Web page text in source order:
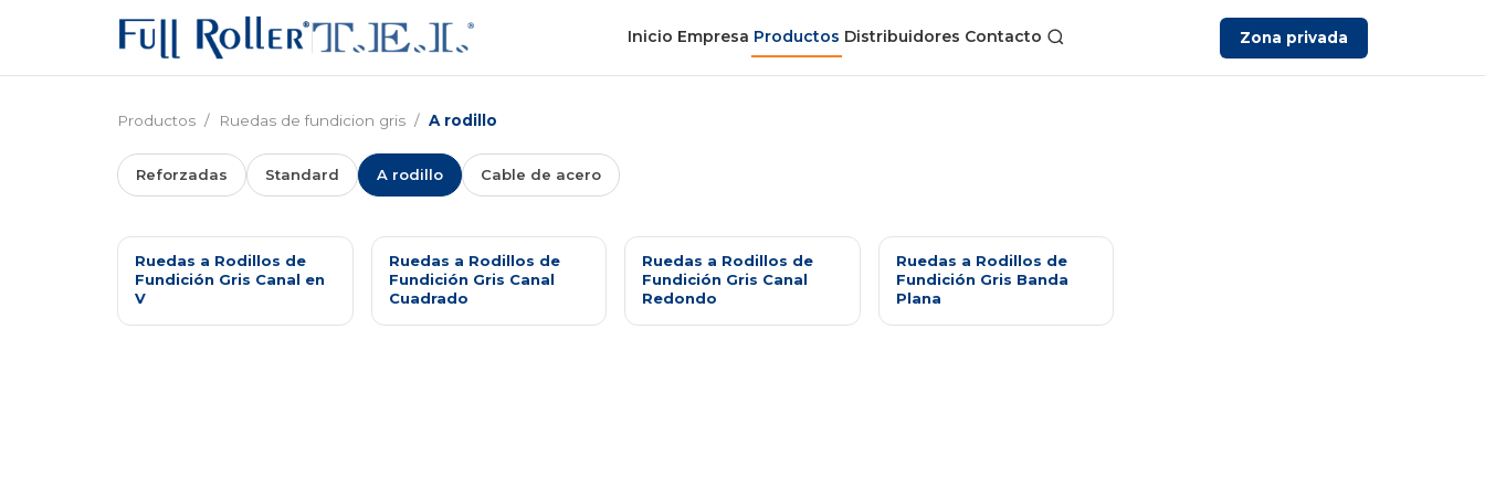
Inicio Empresa Productos Distribuidores Contacto Zona privada
Productos / Ruedas de fundicion gris / A rodillo
Reforzadas Standard A rodillo Cable de acero
Ruedas a Rodillos de
Fundición Gris Canal en
V
Ruedas a Rodillos de
Fundición Gris Canal
Cuadrado
Ruedas a Rodillos de
Fundición Gris Canal
Redondo
Ruedas a Rodillos de
Fundición Gris Banda
Plana